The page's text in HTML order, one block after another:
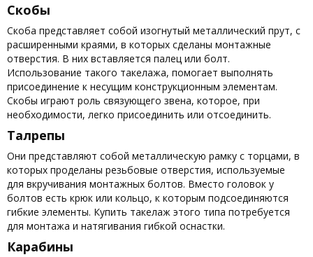
Скобы
Скоба представляет собой изогнутый металлический прут, с
расширенными краями, в которых сделаны монтажные
отверстия. В них вставляется палец или болт.
Использование такого такелажа, помогает выполнять
присоединение к несущим конструкционным элементам.
Скобы играют роль связующего звена, которое, при
необходимости, легко присоединить или отсоединить.
Талрепы
Они представляют собой металлическую рамку с торцами, в
которых проделаны резьбовые отверстия, используемые
для вкручивания монтажных болтов. Вместо головок у
болтов есть крюк или кольцо, к которым подсоединяются
гибкие элементы. Купить такелаж этого типа потребуется
для монтажа и натягивания гибкой оснастки.
Карабины